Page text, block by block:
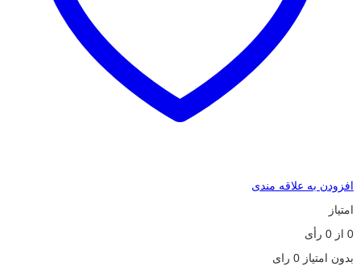
افزودن به علاقه مندی
امتیاز
0 از 0 رأی
بدون امتیاز 0 رای